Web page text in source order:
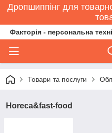
Дропшиппінг для
Факторія - персональна
Товари та послуги
Horeca&fast-food